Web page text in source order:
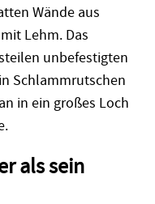
Wände aus
Lehm. Das
unbefestigten
Schlammrutschen
in ein großes Loch
als sein